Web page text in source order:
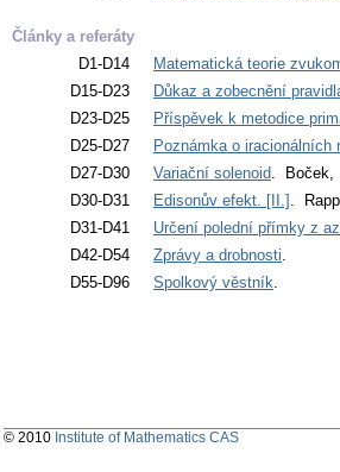
Články a referáty
D1-D14
Matematická teorie
D15-D23
Důkaz a zobecnění
D23-D25
Příspěvek k metodice
D25-D27
Poznámka o iracionálních
D27-D30
Variační solenoid. Boček,
D30-D31
Edisonův efekt. [II.] .
D31-D41
Určení polední přímky z
D42-D54
Zprávy a drobnosti.
D55-D96
Spolkový věstník.
© 2010 Institute of Mathematics CAS